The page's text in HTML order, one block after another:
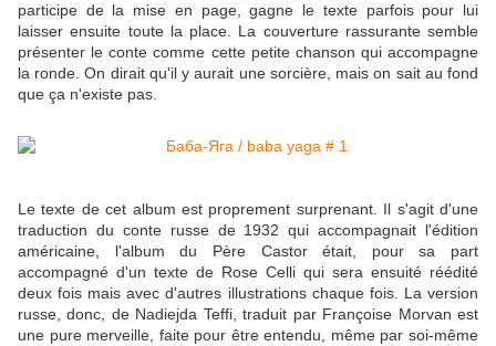
participe de la mise en page, gagne le texte parfois pour lui
laisser ensuite toute la place. La couverture rassurante semble
présenter le conte comme cette petite chanson qui accompagne
la ronde. On dirait qu'il y aurait une sorcière, mais on sait au fond
que ça n'existe pas.
Le texte de cet album est proprement surprenant. Il s'agit d'une
traduction du conte russe de 1932 qui accompagnait l'édition
américaine, l'album du Père Castor était, pour sa part
accompagné d'un texte de Rose Celli qui sera ensuité réédité
deux fois mais avec d'autres illustrations chaque fois. La version
russe, donc, de Nadiejda Teffi, traduit par Françoise Morvan est
une pure merveille, faite pour être entendu, même par soi-même